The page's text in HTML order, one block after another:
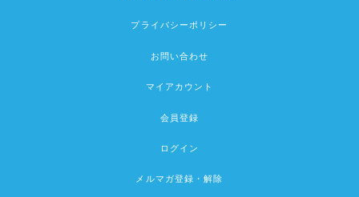
プライバシーポリシー
お問い合わせ
マイアカウント
会員登録
ログイン
メルマガ登録・解除